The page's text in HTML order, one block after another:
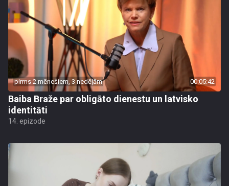
pirms 2 mēnešiem, 3 nedēļām 00:05:42
Baiba Braže par obligāto dienestu un latvisko
identitāti
14. epizode